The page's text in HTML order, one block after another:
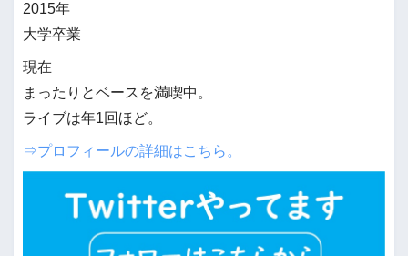
2015年
大学卒業
現在
まったりとベースを満喫中。
ライブは年1回ほど。
⇒プロフィールの詳細はこちら。